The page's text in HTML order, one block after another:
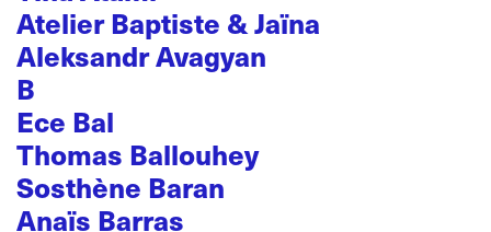
Atelier Baptiste & Jaïna
Aleksandr Avagyan
B
Ece Bal
Thomas Ballouhey
Sosthène Baran
Anaïs Barras